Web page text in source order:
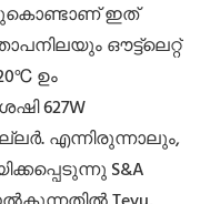
ഇത്
ഔട്ട്‌ലെറ്റ്
ഉം
627W
എന്നിരുന്നാലും,
S&A